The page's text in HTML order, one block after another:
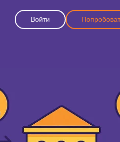
Войти